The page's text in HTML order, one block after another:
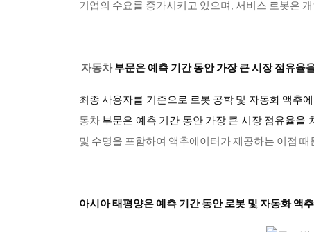
기업의 수요를 증가시키고 있으며, 서비스 로봇은
자동차 부문은 예측 기간 동안 가장 큰 시장 점유율
최종 사용자를 기준으로 로봇 공학 및 자동화 액추
동차 부문은 예측 기간 동안 가장 큰 시장 점유율을
및 수명을 포함하여 액추에이터가 제공하는 이점
아시아 태평양은 예측 기간 동안 로봇 및 자동화 액